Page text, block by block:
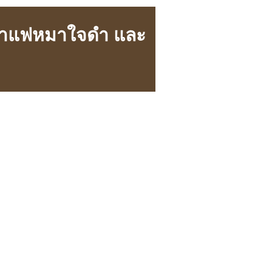
แฟหมาใจดำ และ